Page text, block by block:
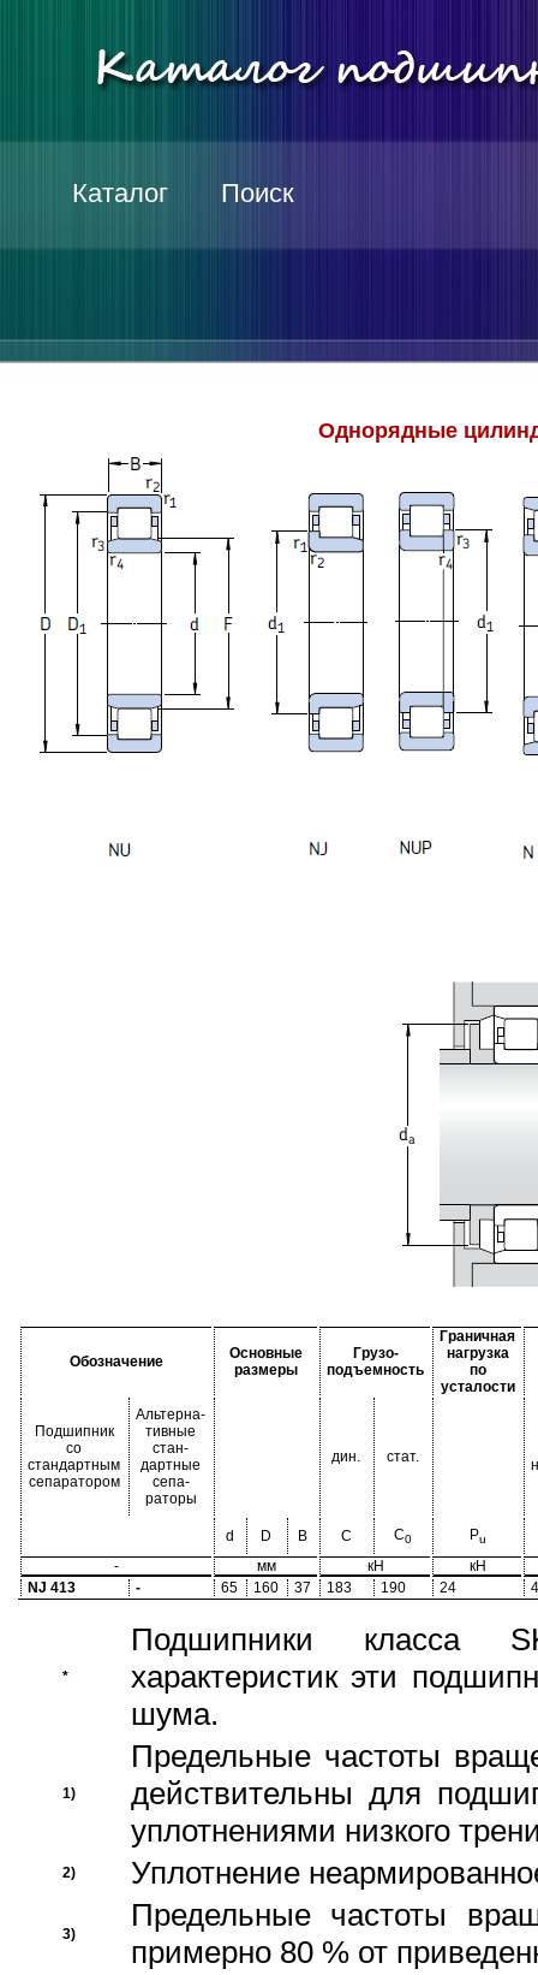
Каталог Поиск
Однорядные
Обозначение
Основные
размеры
Грузо-
подъемность
Граничная
нагрузка
по
усталости
Подшипник
со
стандартным
сепаратором
Альтерна-
тивные
стан-
дартные
сепа-
раторы
дин. стат.
d D B C C0 Pu
- мм кН
кН
NJ 413
- 65 160 37 183 190 24
*
Подшипники класса
характеристик эти
шума.
1)
Предельные частоты
действительны для
уплотнениями низкого
2) Уплотнение
3)
Предельные частоты
примерно 80 % от